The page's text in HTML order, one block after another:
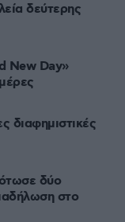
δεύτερης
New Day»
διαφημιστικές
δύο
στο